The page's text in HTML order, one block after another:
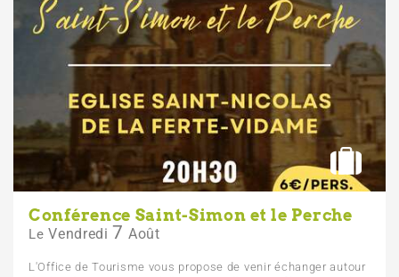
Conférence Saint-Simon et le Perche
Le Vendredi 7 Août
L'Office de Tourisme vous propose de venir échanger autour